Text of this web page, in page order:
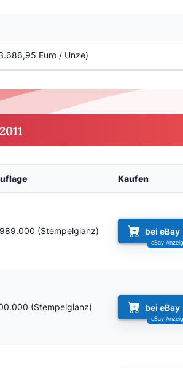
Euro / Unze)
Kaufen
(Stempelglanz) bei eBay
(Stempelglanz) bei eBay